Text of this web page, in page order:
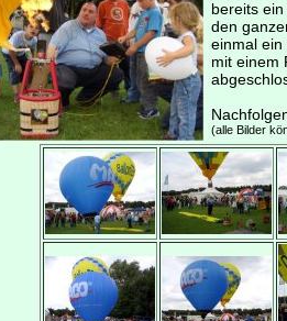
bereits
den
einmal ein
mit einem
(alle Bilder